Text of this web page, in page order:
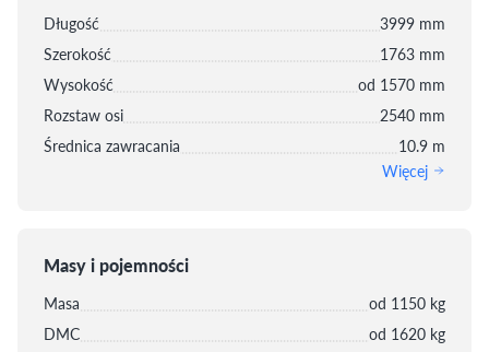
Długość
3999 mm
Szerokość
1763 mm
Wysokość
od 1570 mm
Rozstaw osi
2540 mm
Średnica zawracania
10.9 m
Więcej
Masy i pojemności
Masa
od 1150 kg
DMC
od 1620 kg